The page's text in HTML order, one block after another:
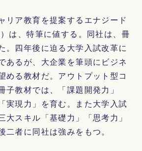
リア教育を提案するエナジード
は、特筆に値する。同社は、冊
。四年後に迫る大学入試改革に
あるが、大企業を筆頭にビジネ
める教材だ。アウトプット型コ
子教材では、「課題開発力」
実現力」を育む。また大学入試
大スキル「基礎力」「思考力」
二者に同社は強みをもつ。